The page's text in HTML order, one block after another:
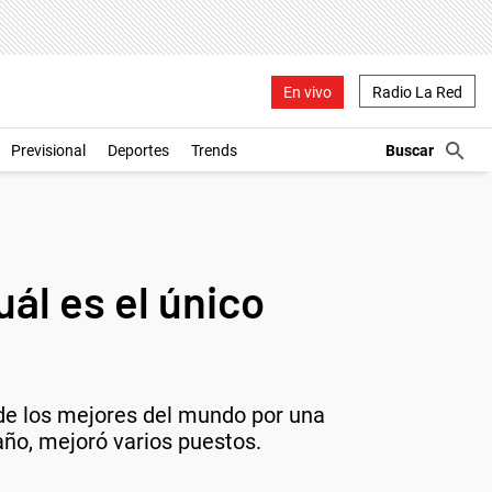
En vivo Radio La Red
Previsional Deportes Trends
es el único
los mejores del mundo por una
mejoró varios puestos.